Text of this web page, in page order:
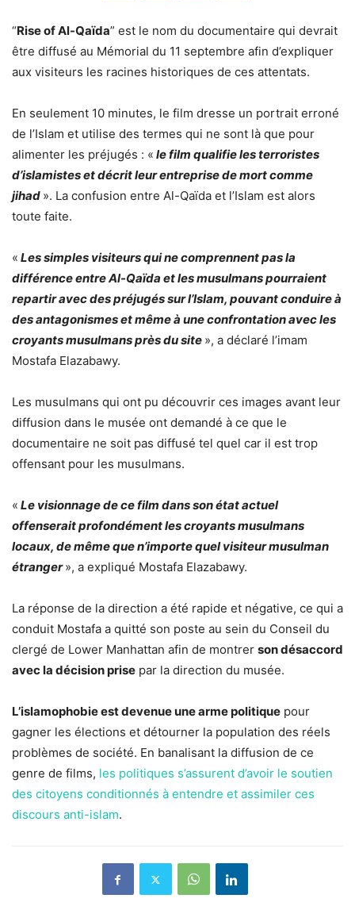
“Rise of Al-Qaïda” est le nom du documentaire qui devrait
être diffusé au Mémorial du 11 septembre afin d’expliquer
aux visiteurs les racines historiques de ces attentats.
En seulement 10 minutes, le film dresse un portrait erroné
de l’Islam et utilise des termes qui ne sont là que pour
alimenter les préjugés : « le film qualifie les terroristes
d’islamistes et décrit leur entreprise de mort comme
jihad ». La confusion entre Al-Qaïda et l’Islam est alors
toute faite.
« Les simples visiteurs qui ne comprennent pas la
différence entre Al-Qaïda et les musulmans pourraient
repartir avec des préjugés sur l’Islam, pouvant conduire à
des antagonismes et même à une confrontation avec les
croyants musulmans près du site », a déclaré l’imam
Mostafa Elazabawy.
Les musulmans qui ont pu découvrir ces images avant leur
diffusion dans le musée ont demandé à ce que le
documentaire ne soit pas diffusé tel quel car il est trop
offensant pour les musulmans.
« Le visionnage de ce film dans son état actuel
offenserait profondément les croyants musulmans
locaux, de même que n’importe quel visiteur musulman
étranger », a expliqué Mostafa Elazabawy.
La réponse de la direction a été rapide et négative, ce qui a
conduit Mostafa a quitté son poste au sein du Conseil du
clergé de Lower Manhattan afin de montrer son désaccord
avec la décision prise par la direction du musée.
L’islamophobie est devenue une arme politique pour
gagner les élections et détourner la population des réels
problèmes de société. En banalisant la diffusion de ce
genre de films, les politiques s’assurent d’avoir le soutien
des citoyens conditionnés à entendre et assimiler ces
discours anti-islam.